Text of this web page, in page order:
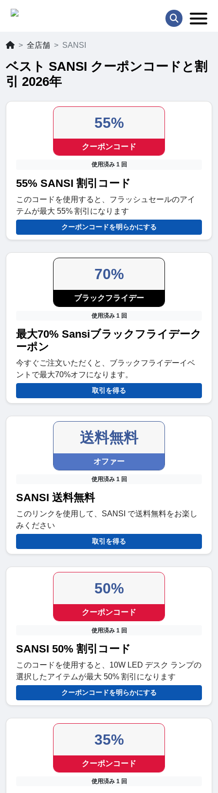
全店舗 SANSI
ベスト SANSI クーポンコードと割
引 2026年
55%
クーポンコード
使用済み 1 回
55% SANSI 割引コード
このコードを使用すると、フラッシュセールのアイ
テムが最大 55% 割引になります
クーポンコードを明らかにする
70%
ブラックフライデー
使用済み 1 回
最大70% Sansiブラックフライデーク
ーポン
今すぐご注文いただくと、ブラックフライデーイベ
ントで最大70%オフになります。
取引を得る
送料無料
オファー
使用済み 1 回
SANSI 送料無料
このリンクを使用して、SANSI で送料無料をお楽し
みください
取引を得る
50%
クーポンコード
使用済み 1 回
SANSI 50% 割引コード
このコードを使用すると、10W LED デスク ランプの
選択したアイテムが最大 50% 割引になります
クーポンコードを明らかにする
35%
クーポンコード
使用済み 1 回